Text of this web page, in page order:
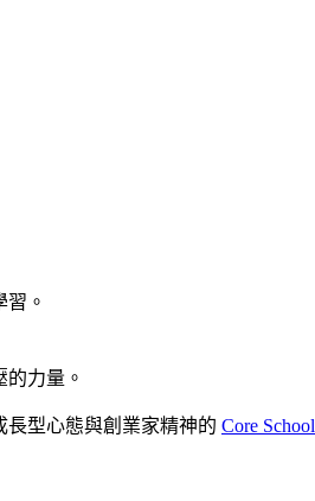
。
力量。
長型心態與創業家精神的 Core School